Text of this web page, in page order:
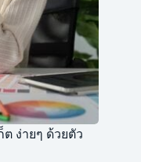
ง่ายๆ ด้วยตัว